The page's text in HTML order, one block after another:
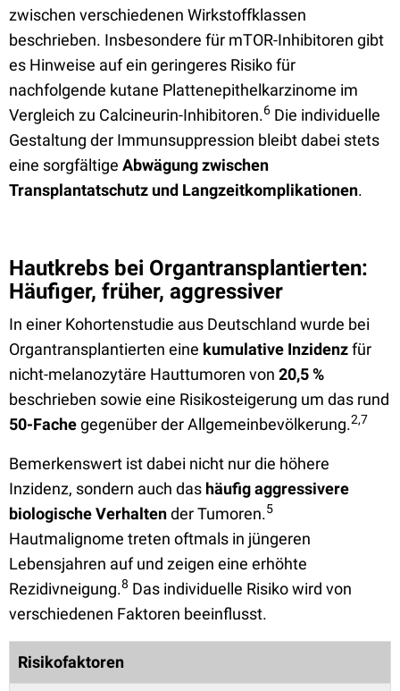
zwischen verschiedenen Wirkstoffklassen
beschrieben. Insbesondere für mTOR-Inhibitoren gibt
es Hinweise auf ein geringeres Risiko für
nachfolgende kutane Plattenepithelkarzinome im
Vergleich zu Calcineurin-Inhibitoren.6 Die individuelle
Gestaltung der Immunsuppression bleibt dabei stets
eine sorgfältige Abwägung zwischen
Transplantatschutz und Langzeitkomplikationen.
Hautkrebs bei Organtransplantierten:
Häufiger, früher, aggressiver
In einer Kohortenstudie aus Deutschland wurde bei
Organtransplantierten eine kumulative Inzidenzfür
nicht-melanozytäre Hauttumoren von 20,5 %
beschrieben sowie eine Risikosteigerung um das rund
50-Fachegegenüber der Allgemeinbevölkerung.2,7
Bemerkenswert ist dabei nicht nur die höhere
Inzidenz, sondern auch das häufig aggressivere
biologische Verhaltender Tumoren.5
Hautmalignome treten oftmals in jüngeren
Lebensjahren auf und zeigen eine erhöhte
Rezidivneigung.8 Das individuelle Risiko wird von
verschiedenen Faktoren beeinflusst.
Risikofaktoren